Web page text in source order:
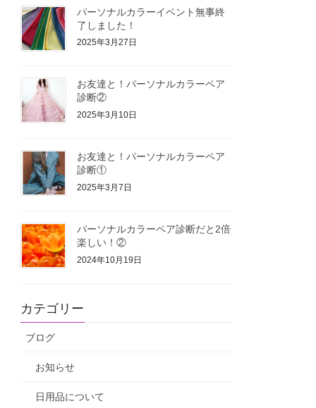
パーソナルカラーイベント無事終
了しました！
2025年3月27日
お友達と！パーソナルカラーペア
診断②
2025年3月10日
お友達と！パーソナルカラーペア
診断①
2025年3月7日
パーソナルカラーペア診断だと2倍
楽しい！②
2024年10月19日
カテゴリー
ブログ
お知らせ
日用品について